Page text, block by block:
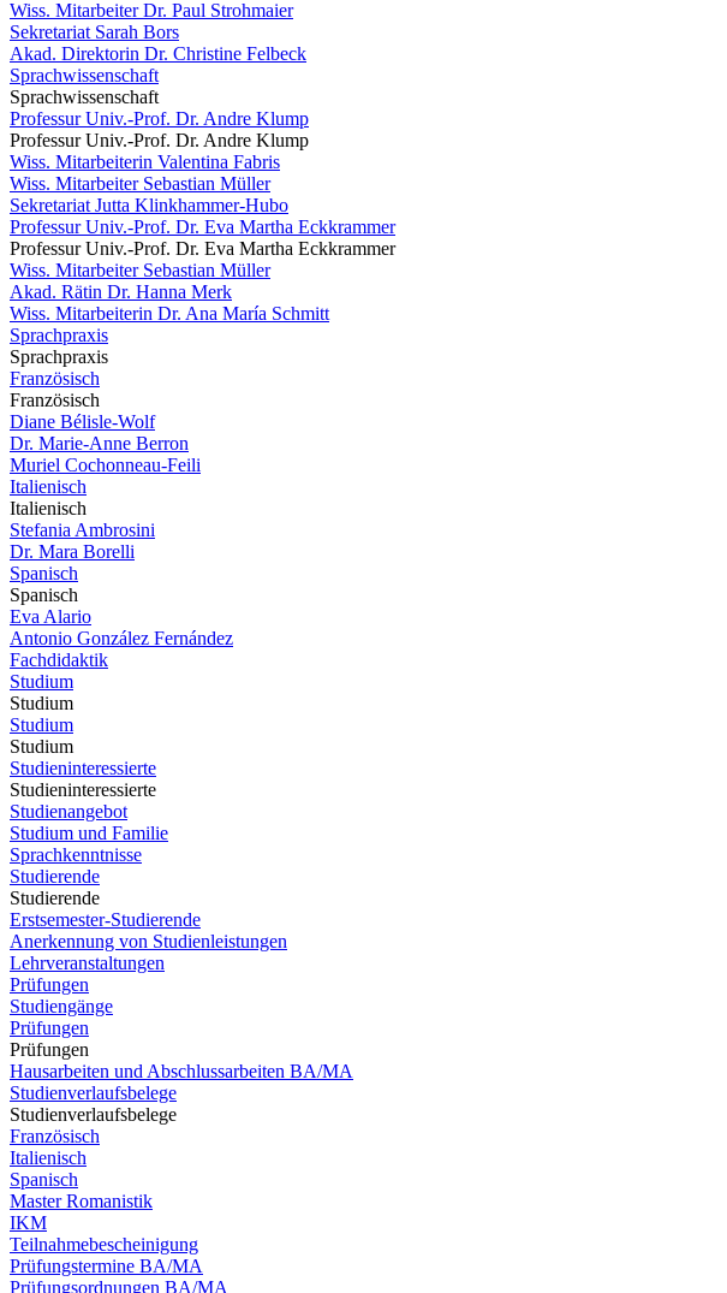
Wiss. Mitarbeiter Dr. Paul Strohmaier
Sekretariat Sarah Bors
Akad. Direktorin Dr. Christine Felbeck
Sprachwissenschaft
Sprachwissenschaft
Professur Univ.-Prof. Dr. Andre Klump
Professur Univ.-Prof. Dr. Andre Klump
Wiss. Mitarbeiterin Valentina Fabris
Wiss. Mitarbeiter Sebastian Müller
Sekretariat Jutta Klinkhammer-Hubo
Professur Univ.-Prof. Dr. Eva Martha Eckkrammer
Professur Univ.-Prof. Dr. Eva Martha Eckkrammer
Wiss. Mitarbeiter Sebastian Müller
Akad. Rätin Dr. Hanna Merk
Wiss. Mitarbeiterin Dr. Ana María Schmitt
Sprachpraxis
Sprachpraxis
Französisch
Französisch
Diane Bélisle-Wolf
Dr. Marie-Anne Berron
Muriel Cochonneau-Feili
Italienisch
Italienisch
Stefania Ambrosini
Dr. Mara Borelli
Spanisch
Spanisch
Eva Alario
Antonio González Fernández
Fachdidaktik
Studium
Studium
Studium
Studium
Studieninteressierte
Studieninteressierte
Studienangebot
Studium und Familie
Sprachkenntnisse
Studierende
Studierende
Erstsemester-Studierende
Anerkennung von Studienleistungen
Lehrveranstaltungen
Prüfungen
Studiengänge
Prüfungen
Prüfungen
Hausarbeiten und Abschlussarbeiten BA/MA
Studienverlaufsbelege
Studienverlaufsbelege
Französisch
Italienisch
Spanisch
Master Romanistik
IKM
Teilnahmebescheinigung
Prüfungstermine BA/MA
Prüfungsordnungen BA/MA